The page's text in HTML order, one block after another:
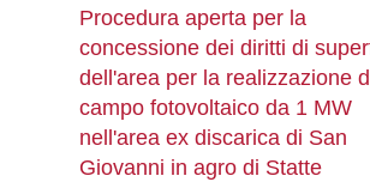
Procedura aperta per la
concessione dei diritti di
dell'area per la realizzazione
campo fotovoltaico da 1 MW
nell'area ex discarica di San
Giovanni in agro di Statte